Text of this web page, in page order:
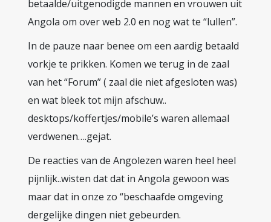
betaalde/uitgenodigde mannen en vrouwen uit
Angola om over web 2.0 en nog wat te “lullen”.
In de pauze naar benee om een aardig betaald
vorkje te prikken. Komen we terug in de zaal
van het “Forum” ( zaal die niet afgesloten was)
en wat bleek tot mijn afschuw..
desktops/koffertjes/mobile’s waren allemaal
verdwenen….gejat.
De reacties van de Angolezen waren heel heel
pijnlijk..wisten dat dat in Angola gewoon was
maar dat in onze zo “beschaafde omgeving
dergelijke dingen niet gebeurden.